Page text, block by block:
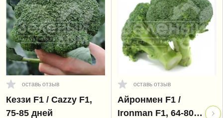
оставь отзыв
Кеззи F1 / Cazzy F1,
75-85 дней
оставь отзыв
Айронмен F1 /
Ironman F1, 64-80